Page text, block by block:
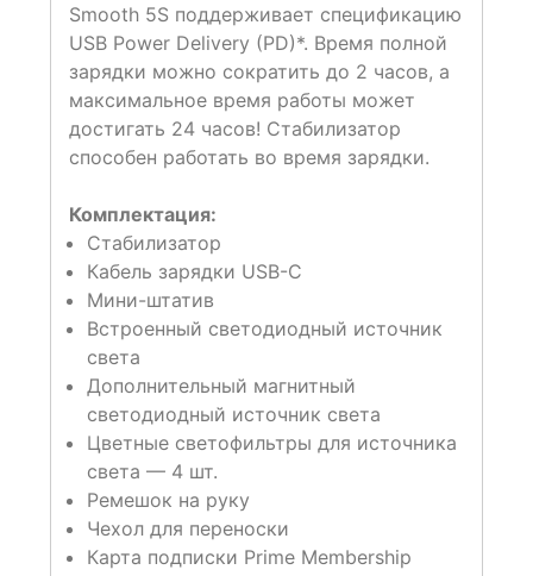
Smooth 5S поддерживает спецификацию
USB Power Delivery (PD)*. Время полной
зарядки можно сократить до 2 часов, а
максимальное время работы может
достигать 24 часов! Стабилизатор
способен работать во время зарядки.
Комплектация:
Стабилизатор
Кабель зарядки USB-C
Мини-штатив
Встроенный светодиодный источник
света
Дополнительный магнитный
светодиодный источник света
Цветные светофильтры для источника
света — 4 шт.
Ремешок на руку
Чехол для переноски
Карта подписки Prime Membership